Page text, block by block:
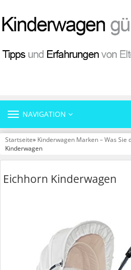
TOGGLE
NAVIGATION
Startseite» Kinderwagen Marken – Was Sie
Kinderwagen
Eichhorn Kinderwagen